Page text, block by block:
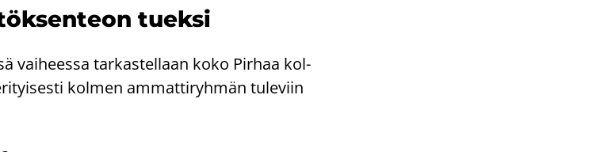
tuek­si
vai­hees­sa tar­kas­tel­laan koko Pir­haa kol­
kol­men am­mat­ti­ryh­män tu­le­viin